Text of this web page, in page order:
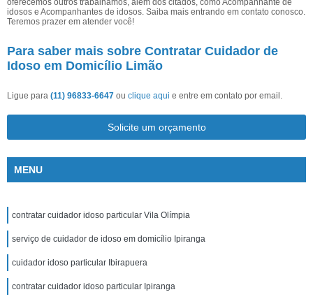
oferecemos outros trabalhamos, além dos citados, como Acompanhante de
idosos e Acompanhantes de idosos. Saiba mais entrando em contato conosco.
Teremos prazer em atender você!
Para saber mais sobre Contratar Cuidador de
Idoso em Domicílio Limão
Ligue para (11) 96833-6647 ou clique aqui e entre em contato por email.
Solicite um orçamento
MENU
contratar cuidador idoso particular Vila Olímpia
serviço de cuidador de idoso em domicílio Ipiranga
cuidador idoso particular Ibirapuera
contratar cuidador idoso particular Ipiranga